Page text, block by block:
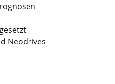
Neodrives